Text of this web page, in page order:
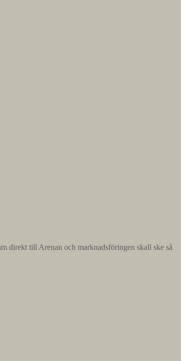
direkt till Arenan och marknadsföringen skall ske så